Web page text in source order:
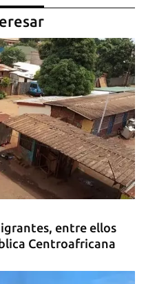
entre ellos
Centroafricana